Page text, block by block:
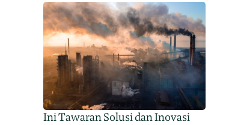
Ini Tawaran Solusi dan Inovasi